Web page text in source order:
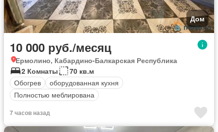
Дом
10 000 руб./месяц
Ермолино, Кабардино-Балкарская Республика
2 Комнаты
70 кв.м
Обогрев
оборудованная кухня
Полностью меблирована
7 часов назад